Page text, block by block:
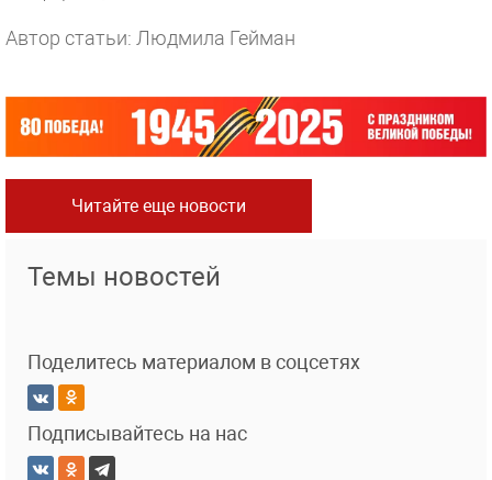
Автор статьи: Людмила Гейман
Читайте еще новости
Темы новостей
Поделитесь материалом в соцсетях
Подписывайтесь на нас